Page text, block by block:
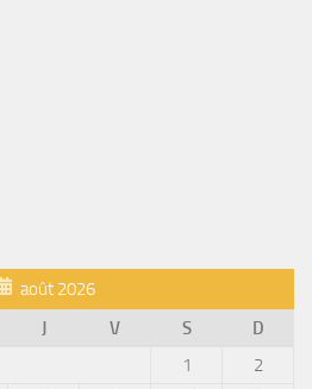
août 2026
J V S D
1
2